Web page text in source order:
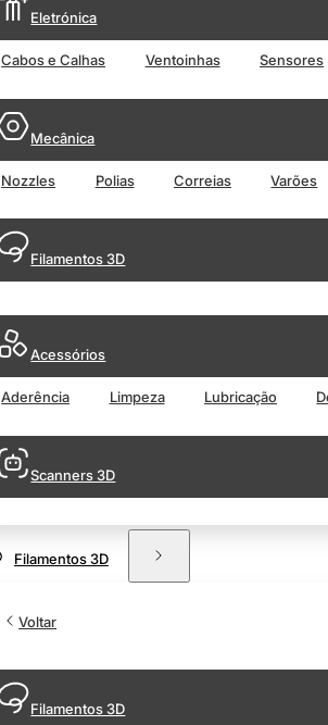
Eletrónica
Cabos e Calhas Ventoinhas Sensores
Mecânica
Nozzles Polias Correias Varões
Filamentos 3D
Acessórios
Aderência Limpeza Lubricação
Scanners 3D
Filamentos 3D
Voltar
Filamentos 3D